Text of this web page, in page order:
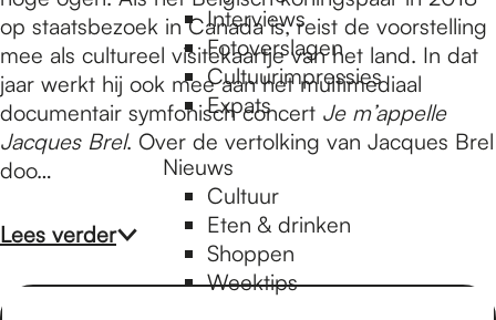
Interviews
Fotoverslagen
Cultuurimpressies
Expats
Nieuws
Cultuur
Eten & drinken
Shoppen
Weektips
op staatsbezoek in Canada is, reist de voorstelling
mee als cultureel visitekaartje van het land. In dat
jaar werkt hij ook mee aan het multimediaal
documentair symfonisch concert Je m’appelle
Jacques Brel. Over de vertolking van Jacques Brel
doo…
Lees verder